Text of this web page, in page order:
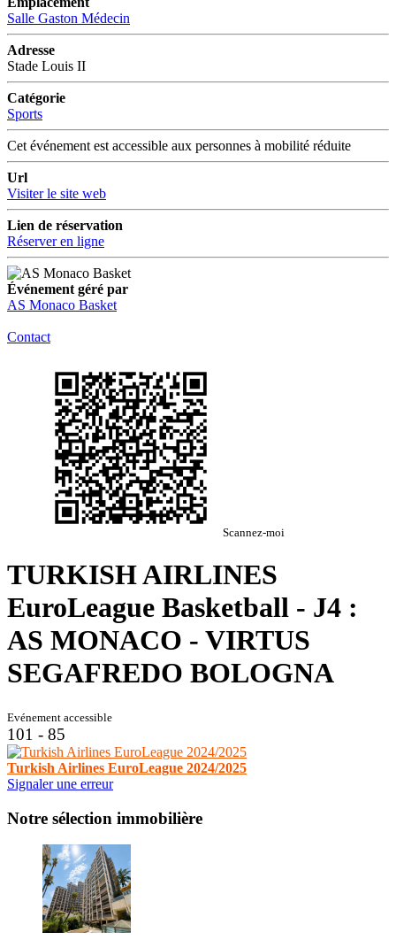
Salle Gaston Médecin
Adresse
Stade Louis II
Catégorie
Sports
Cet événement est accessible aux personnes à mobilité réduite
Url
Visiter le site web
Lien de réservation
Réserver en ligne
Événement géré par
AS Monaco Basket
Contact
Scannez-moi
TURKISH AIRLINES
EuroLeague Basketball - J4 :
AS MONACO - VIRTUS
SEGAFREDO BOLOGNA
Evénement accessible
101 - 85
Turkish Airlines EuroLeague 2024/2025
Signaler une erreur
Notre sélection immobilière